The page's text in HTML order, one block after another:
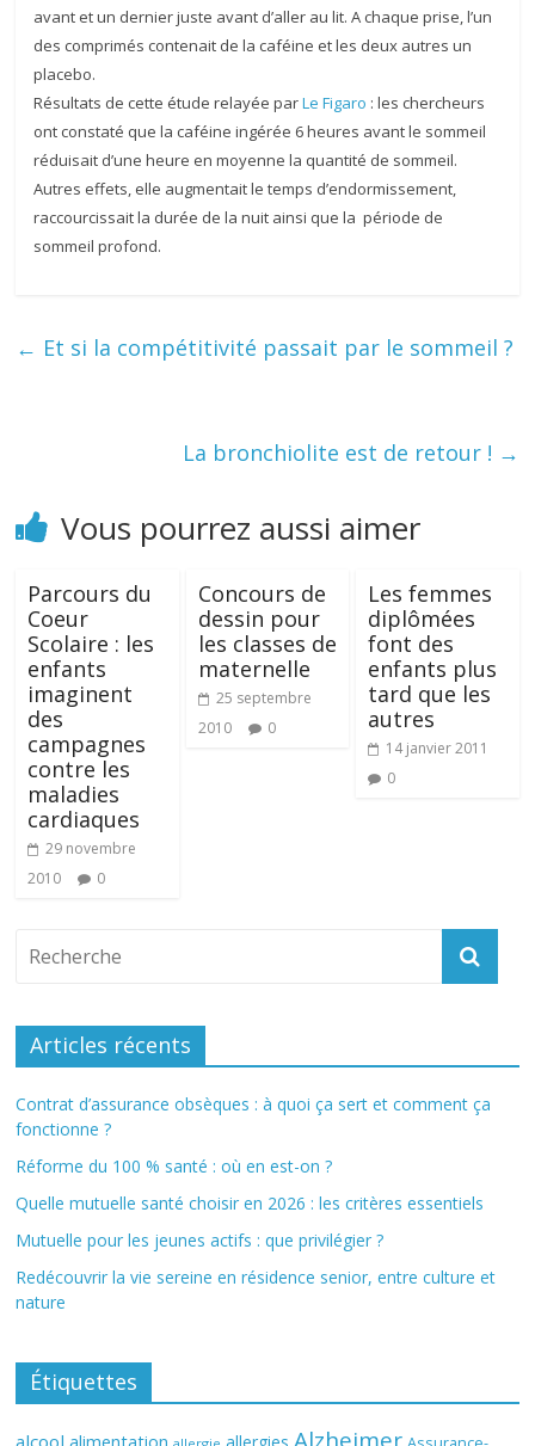
avant et un dernier juste avant d’aller au lit. A chaque prise, l’un
des comprimés contenait de la caféine et les deux autres un
placebo.
Résultats de cette étude relayée parLe Figaro : les chercheurs
ont constaté que la caféine ingérée 6 heures avant le sommeil
réduisait d’une heure en moyenne la quantité de sommeil.
Autres effets, elle augmentait le temps d’endormissement,
raccourcissait la durée de la nuit ainsi que la période de
sommeil profond.
← Et si la compétitivité passait par le sommeil ?
La bronchiolite est de retour ! →
Vous pourrez aussi aimer
Parcours du
Coeur
Scolaire : les
enfants
imaginent
des
campagnes
contre les
maladies
cardiaques
29 novembre
2010
0
Concours de
dessin pour
les classes de
maternelle
25 septembre
2010
0
Les femmes
diplômées
font des
enfants plus
tard que les
autres
14 janvier 2011
0
Articles récents
Contrat d’assurance obsèques : à quoi ça sert et comment ça
fonctionne ?
Réforme du 100 % santé : où en est-on ?
Quelle mutuelle santé choisir en 2026 : les critères essentiels
Mutuelle pour les jeunes actifs : que privilégier ?
Redécouvrir la vie sereine en résidence senior, entre culture et
nature
Étiquettes
alcool